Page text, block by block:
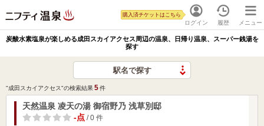
ログイン
購入済チケットはこちら
履歴 メニュー
炭酸水素塩泉が楽しめる成田スカイアクセス周辺の温泉、日帰り温泉、スーパー銭湯を
探す
駅名で探す
"成田スカイアクセス"の検索結果5件
天然温泉 凌天の湯 御宿野乃 浅草別邸
-点 / 0 件